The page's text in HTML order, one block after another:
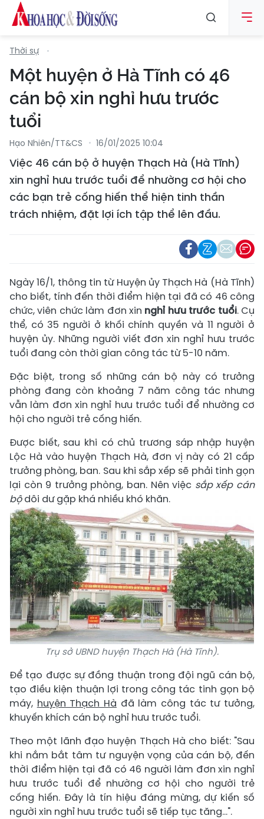
Thời sự
Một huyện ở Hà Tĩnh có 46
cán bộ xin nghỉ hưu trước
tuổi
Hạo Nhiên/TT&CS 16/01/2025 10:04
Việc 46 cán bộ ở huyện Thạch Hà (Hà Tĩnh)
xin nghỉ hưu trước tuổi để nhường cơ hội cho
các bạn trẻ cống hiến thể hiện tinh thần
trách nhiệm, đặt lợi ích tập thể lên đầu.
Ngày 16/1, thông tin từ Huyện ủy Thạch Hà (Hà Tĩnh)
cho biết, tính đến thời điểm hiện tại đã có 46 công
chức, viên chức làm đơn xin nghỉ hưu trước tuổi. Cụ
thể, có 35 người ở khối chính quyền và 11 người ở
huyện ủy. Những người viết đơn xin nghỉ hưu trước
tuổi đang còn thời gian công tác từ 5-10 năm.
Đặc biệt, trong số những cán bộ này có trưởng
phòng đang còn khoảng 7 năm công tác nhưng
vẫn làm đơn xin nghỉ hưu trước tuổi để nhường cơ
hội cho người trẻ cống hiến.
Được biết, sau khi có chủ trương sáp nhập huyện
Lộc Hà vào huyện Thạch Hà, đơn vị này có 21 cấp
trưởng phòng, ban. Sau khi sắp xếp sẽ phải tinh gọn
lại còn 9 trưởng phòng, ban. Nên việc sắp xếp cán
bộdôi dư gặp khá nhiều khó khăn.
Trụ sở UBND huyện Thạch Hà (Hà Tĩnh).
Để tạo được sự đồng thuận trong đội ngũ cán bộ,
tạo điều kiện thuận lợi trong công tác tinh gọn bộ
máy, huyện Thạch Hà đã làm công tác tư tưởng,
khuyến khích cán bộ nghỉ hưu trước tuổi.
Theo một lãnh đạo huyện Thạch Hà cho biết: "Sau
khi nắm bắt tâm tư nguyện vọng của cán bộ, đến
thời điểm hiện tại đã có 46 người làm đơn xin nghỉ
hưu trước tuổi để nhường cơ hội cho người trẻ
cống hiến. Đây là tín hiệu đáng mừng, dự kiến số
người xin nghỉ hưu trước tuổi sẽ tiếp tục tăng…".